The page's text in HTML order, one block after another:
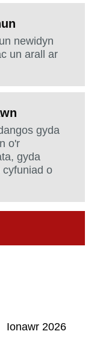
newidyn
un arall ar
gyda
o'r
gyda
o
Ionawr 2026